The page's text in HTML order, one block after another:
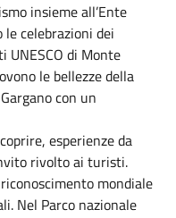
insieme all’Ente
le celebrazioni dei
UNESCO di Monte
le bellezze della
con un
esperienze da
rivolto ai turisti.
mondiale
Nel Parco nazionale